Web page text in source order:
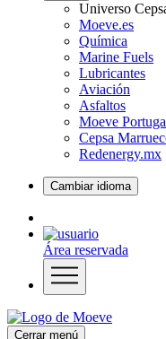
Universo
Moeve.es
Química
Marine Fuels
Lubricantes
Aviación
Asfaltos
Moeve
Cepsa
Redenergy.mx
Cambiar idioma
Área reservada
Cerrar menú